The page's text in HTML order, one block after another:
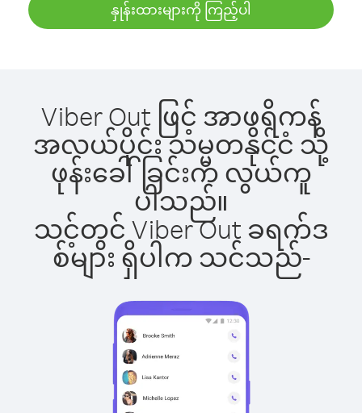
နှုန်းထားများကို ကြည့်ပါ
Viber Out ဖြင့် အာဖရိကန်
အလယ်ပိုင်း သမ္မတနိုင်ငံ သို့
ဖုန်းခေါ်ခြင်းက လွယ်ကူ
ပါသည်။
သင့်တွင် Viber Out ခရက်ဒ
စ်များ ရှိပါက သင်သည်-